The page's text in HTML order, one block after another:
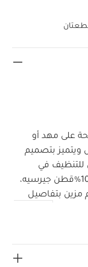
على مهد أو
بتصميم
للتنظيف في
100%قطن جيرسيه،
مزين بتفاصيل